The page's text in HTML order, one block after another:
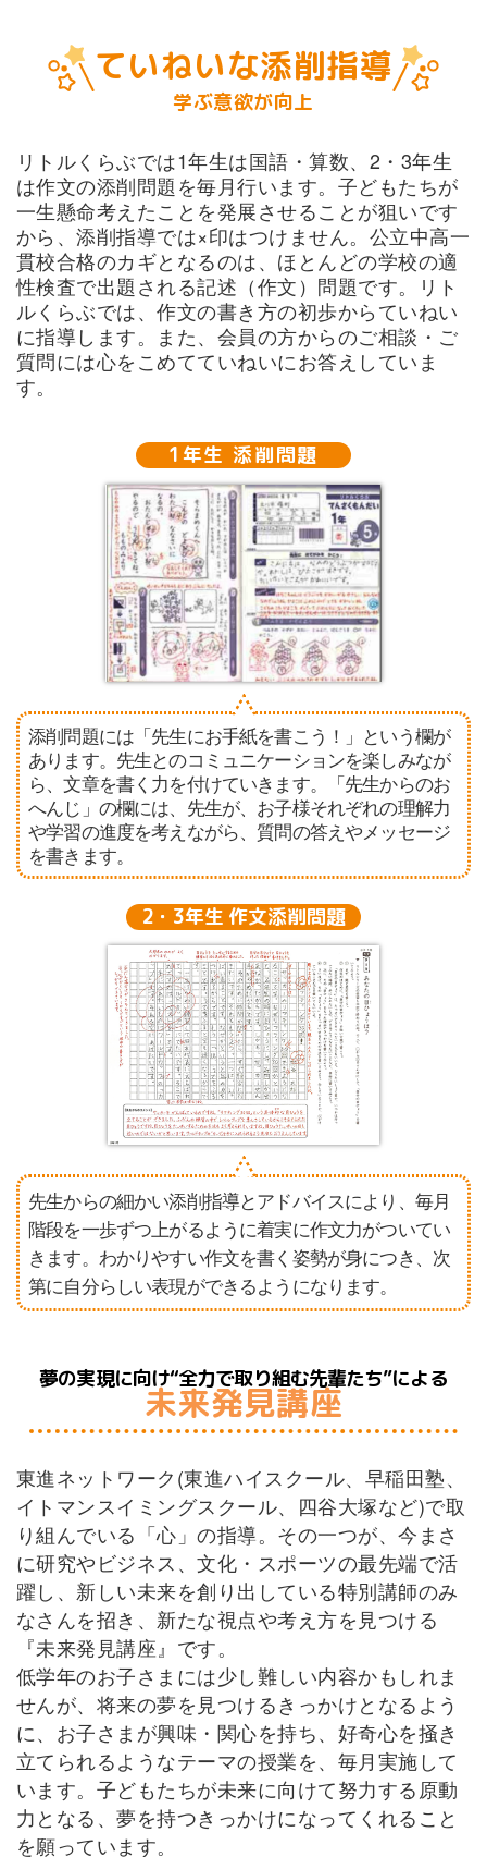
ていねいな添削指導
学ぶ意欲が向上
リトルくらぶでは1年生は国語・算数、2・3年生
は作文の添削問題を毎月行います。子どもたちが
一生懸命考えたことを発展させることが狙いです
から、添削指導では×印はつけません。公立中高一
貫校合格のカギとなるのは、ほとんどの学校の適
性検査で出題される記述（作文）問題です。リト
ルくらぶでは、作文の書き方の初歩からていねい
に指導します。また、会員の方からのご相談・ご
質問には心をこめてていねいにお答えしていま
す。
1年生 添削問題
添削問題には「先生にお手紙を書こう！」という欄が
あります。先生とのコミュニケーションを楽しみなが
ら、文章を書く力を付けていきます。「先生からのお
へんじ」の欄には、先生が、お子様それぞれの理解力
や学習の進度を考えながら、質問の答えやメッセージ
を書きます。
2・3年生 作文添削問題
先生からの細かい添削指導とアドバイスにより、毎月
階段を一歩ずつ上がるように着実に作文力がついてい
きます。わかりやすい作文を書く姿勢が身につき、次
第に自分らしい表現ができるようになります。
夢の実現に向け“全力で取り組む先輩たち”による
未来発見講座
東進ネットワーク(東進ハイスクール、早稲田塾、
イトマンスイミングスクール、四谷大塚など)で取
り組んでいる「心」の指導。その一つが、今まさ
に研究やビジネス、文化・スポーツの最先端で活
躍し、新しい未来を創り出している特別講師のみ
なさんを招き、新たな視点や考え方を見つける
『未来発見講座』です。
低学年のお子さまには少し難しい内容かもしれま
せんが、将来の夢を見つけるきっかけとなるよう
に、お子さまが興味・関心を持ち、好奇心を掻き
立てられるようなテーマの授業を、毎月実施して
います。子どもたちが未来に向けて努力する原動
力となる、夢を持つきっかけになってくれること
を願っています。